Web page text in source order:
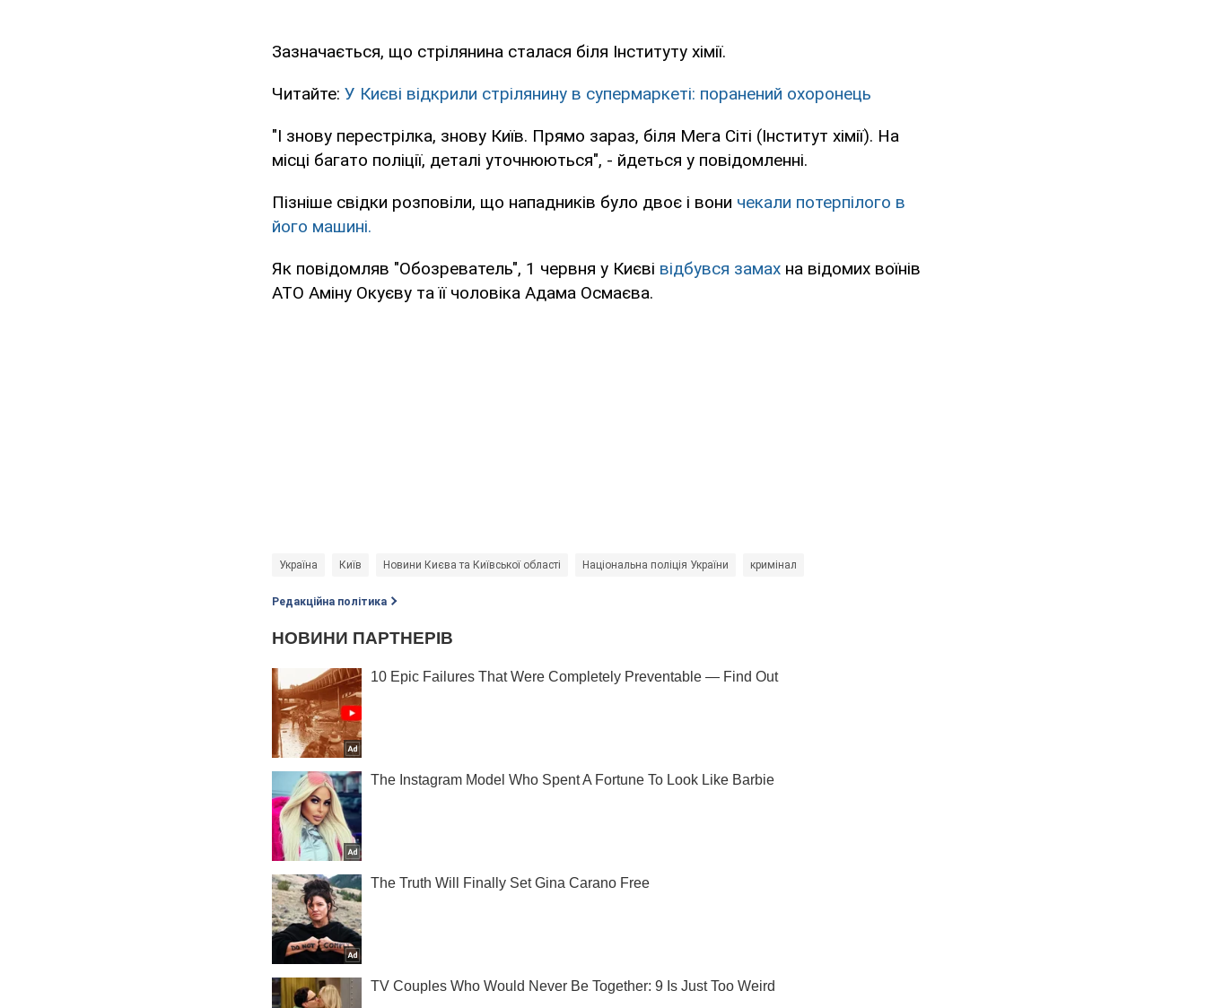
Зазначається, що стрілянина сталася біля Інституту хімії.
Читайте: У Києві відкрили стрілянину в супермаркеті: поранений охоронець
"І знову перестрілка, знову Київ. Прямо зараз, біля Мега Сіті (Інститут хімії). На
місці багато поліції, деталі уточнюються", - йдеться у повідомленні.
Пізніше свідки розповіли, що нападників було двоє і вони чекали потерпілого в
його машині.
Як повідомляв "Обозреватель", 1 червня у Києві відбувся замах на відомих воїнів
АТО Аміну Окуєву та її чоловіка Адама Осмаєва.
Україна Київ Новини Києва та Київської області Національна поліція України кримінал
Редакційна політика